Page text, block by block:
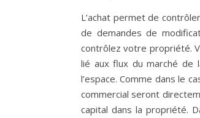
L’achat permet de
de demandes de
contrôlez votre propriété.
lié aux flux du marché de
l’espace. Comme dans le
commercial seront
capital dans la propriété.